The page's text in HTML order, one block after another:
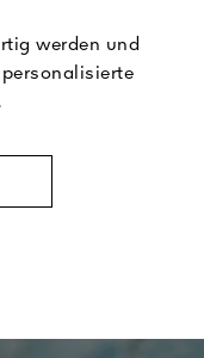
werden und